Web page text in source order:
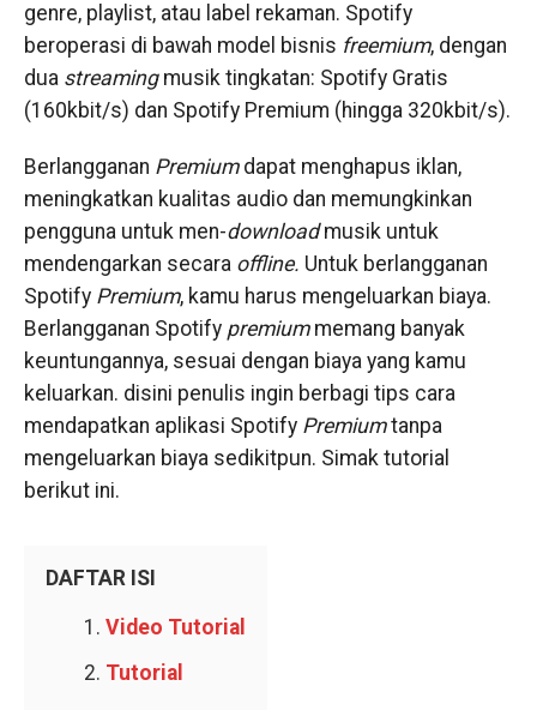
genre, playlist, atau label rekaman. Spotify
beroperasi di bawah model bisnis freemium, dengan
dua streamingmusik tingkatan: Spotify Gratis
(160kbit/s) dan Spotify Premium (hingga 320kbit/s).
Berlangganan Premiumdapat menghapus iklan,
meningkatkan kualitas audio dan memungkinkan
pengguna untuk men-downloadmusik untuk
mendengarkan secara offline. Untuk berlangganan
Spotify Premium, kamu harus mengeluarkan biaya.
Berlangganan Spotify premiummemang banyak
keuntungannya, sesuai dengan biaya yang kamu
keluarkan. disini penulis ingin berbagi tips cara
mendapatkan aplikasi Spotify Premiumtanpa
mengeluarkan biaya sedikitpun. Simak tutorial
berikut ini.
DAFTAR ISI
Video Tutorial
Tutorial